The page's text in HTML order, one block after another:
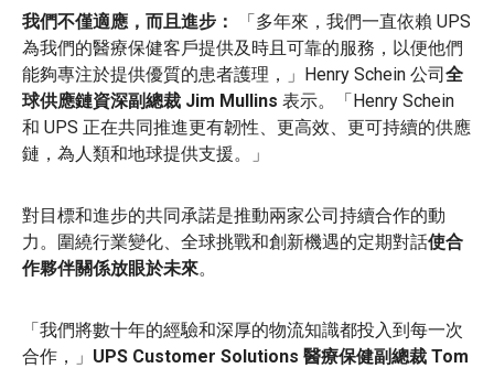
我們不僅適應，而且進步：
「多年來，我們一直依賴 UPS
為我們的醫療保健客戶提供及時且可靠的服務，以便他們
能夠專注於提供優質的患者護理，」Henry Schein 公司全
球供應鏈資深副總裁 Jim Mullins 表示。「Henry Schein
和 UPS 正在共同推進更有韌性、更高效、更可持續的供應
鏈，為人類和地球提供支援。」
對目標和進步的共同承諾是推動兩家公司持續合作的動
力。圍繞行業變化、全球挑戰和創新機遇的定期對話使合
作夥伴關係放眼於未來。
「我們將數十年的經驗和深厚的物流知識都投入到每一次
合作，」 UPS Customer Solutions 醫療保健副總裁 Tom